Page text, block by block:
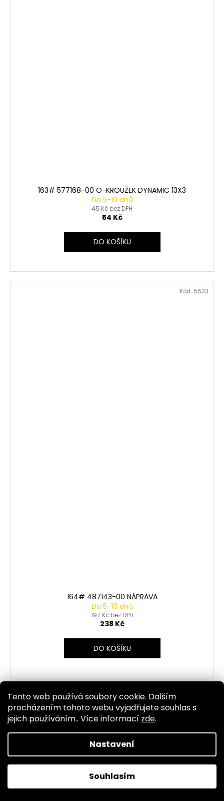
Tento web používá soubory cookie. Dalším
procházením tohoto webu vyjadřujete souhlas s
jejich používáním.. Více informací zde.
Nastavení
Souhlasím
163# 577168-00 O-KROUŽEK DYNAMIC 13X3
Do 5-10 dnů
45 Kč bez DPH
54 Kč
DO KOŠÍKU
164# 487143-00 NÁPRAVA
Do 5-10 dnů
197 Kč bez DPH
238 Kč
DO KOŠÍKU
Kód: 5533